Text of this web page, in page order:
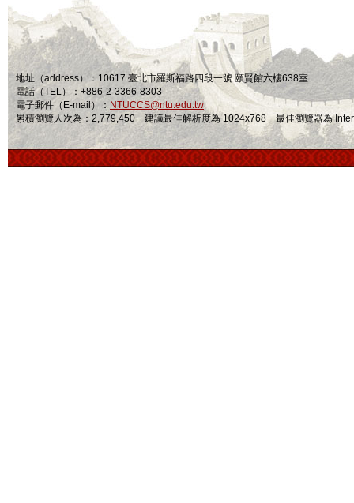
地址（address）：10617 臺北市羅斯福路四段一號 頤賢館六樓638室
電話（TEL）：+886-2-3366-8303
電子郵件（E-mail）： NTUCCS@ntu.edu.tw
累積瀏覽人次為：2,779,450 建議最佳解析度為 1024x768 最佳瀏覽器為